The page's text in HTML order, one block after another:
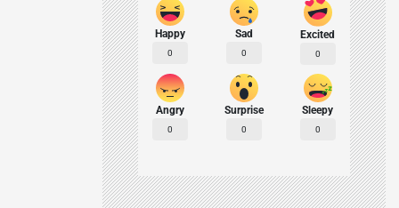
Happy
0
Sad
0
Excited
0
Angry
0
Surprise
0
Sleepy
0